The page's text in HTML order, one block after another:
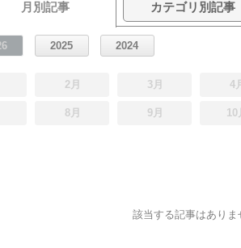
月別記事 カテゴリ別記事
2025 2024
2月 3月 4
8月 9月 10
該当する記事はありま